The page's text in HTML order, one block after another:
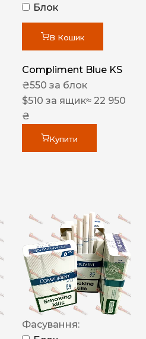
Блок
В Кошик
Compliment Blue KS
₴550 за блок
$510 за ящик≈ 22 950
₴
Купити
Фасування: